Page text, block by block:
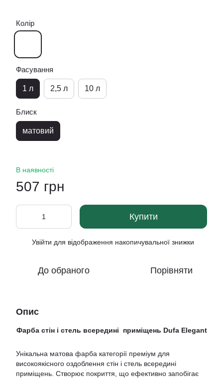
Колір
Фасування
1 л 2,5 л 10 л
Блиск
матовий
В наявності
507 грн
Купити
Увійти для відображення накопичувальної знижки
До обраного Порівняти
Опис
Фарба стін і стель всередині приміщень Dufa Elegant
Унікальна матова фарба категорії преміум для
високоякісного оздоблення стін і стель всередині
приміщень. Створює покриття, що ефективно запобігає